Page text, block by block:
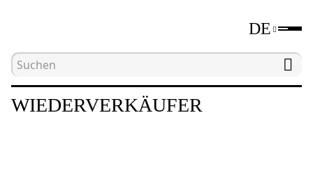
DE
Hauptseite
WIEDERVERKÄUFER